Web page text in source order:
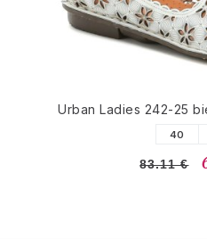
Urban Ladies 242-25
40
83.11 €